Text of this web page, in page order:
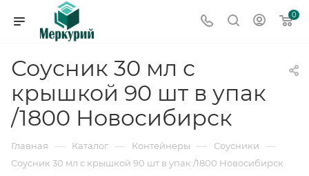
0
Соусник 30 мл с
крышкой 90 шт в упак
/1800 Новосибирск
Главная — Каталог — Контейнеры — Соусники —
Соусник 30 мл с крышкой 90 шт в упак /1800 Новосибирск